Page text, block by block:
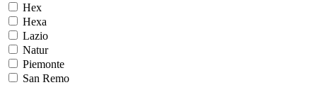
Hex
Hexa
Lazio
Natur
Piemonte
San Remo